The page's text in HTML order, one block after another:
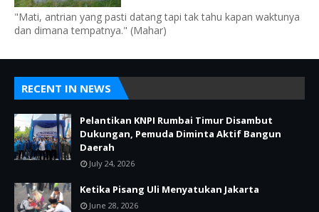
"Mati, antrian yang pasti datang tapi tak tahu kapan waktunya
dan dimana tempatnya." (Mahar)
RECENT IN NEWS
Pelantikan KNPI Rumbai Timur Disambut
Dukungan, Pemuda Diminta Aktif Bangun
Daerah
July 24, 2026
Ketika Pisang Uli Menyatukan Jakarta
June 28, 2026